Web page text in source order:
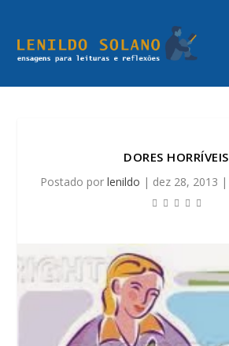
DORES HORRÍVEIS
Postado por lenildo | dez 28, 2013 |